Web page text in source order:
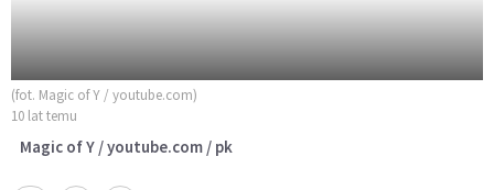
(fot. Magic of Y / youtube.com)
10 lat temu
Magic of Y / youtube.com / pk